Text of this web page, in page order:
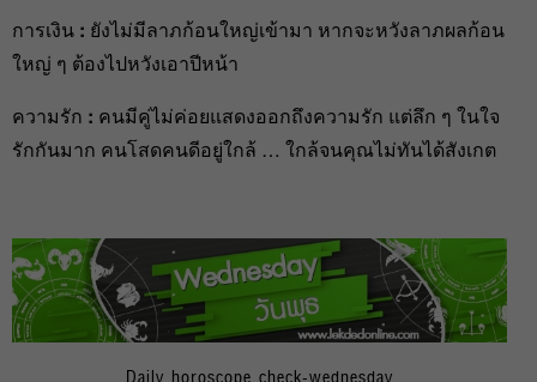
การเงิน : ยังไม่มีลาภก้อนใหญ่เข้ามา หากจะหวังลาภผลก้อน
ใหญ่ ๆ ต้องไปหวังเอาปีหน้า
ความรัก : คนมีคู่ไม่ค่อยแสดงออกถึงความรัก แต่ลึก ๆ ในใจ
รักกันมาก คนโสดคนดีอยู่ใกล้ … ใกล้จนคุณไม่ทันได้สังเกต